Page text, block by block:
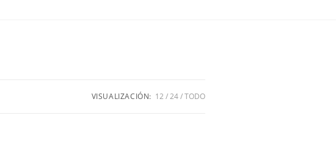
VISUALIZACIÓN: 12 24 TODO